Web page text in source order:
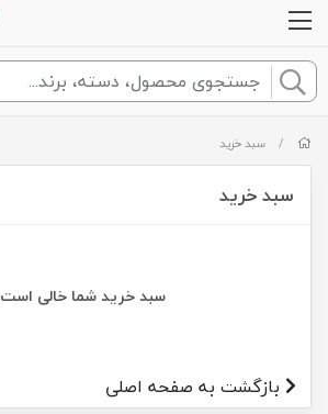
/ سبد خرید
سبد خرید
سبد خرید شما خالی است
بازگشت به صفحه اصلی